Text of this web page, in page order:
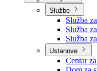
Sjednice Vlade
Službe
Služba
Služba
Služba